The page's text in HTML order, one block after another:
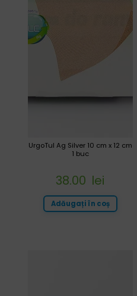
UrgoTul Ag Silver 10 cm x 12 cm
1 buc
38.00 lei
Adăugați în coș